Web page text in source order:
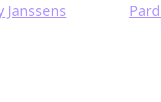
Janssens